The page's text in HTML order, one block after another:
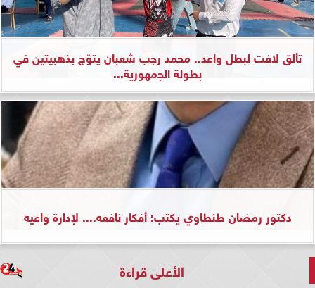
تألق لافت لبطل واعد.. محمد رجب شعبان يتوّج بذهبيتين في
بطولة الجمهورية...
دكتور رمضان طنطاوي يكتب: أفكار نافعه.... لإدارة واعيه
الأعلى قراءة